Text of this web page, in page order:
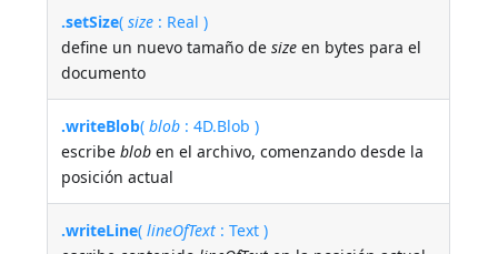
.setSize(size : Real )
define un nuevo tamaño desize en bytes para el
documento
.writeBlob(blob : 4D.Blob )
escribeblob en el archivo, comenzando desde la
posición actual
.writeLine(lineOfText : Text )